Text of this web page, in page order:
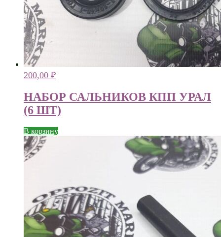
200,00 ₽
НАБОР САЛЬНИКОВ КПП УРАЛ
(6 ШТ)
В корзину